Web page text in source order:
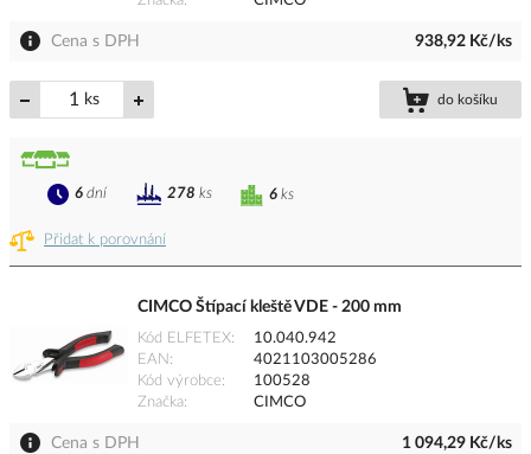
Cena s DPH 938,92 Kč/ks
ks do košíku
Přidat k porovnání
6 ks
6 dní 278 ks
CIMCO Štípací kleště VDE - 200 mm
Kód ELFETEX
10.040.942
EAN
4021103005286
Kód výrobce
100528
Značka
CIMCO
Cena s DPH 1 094,29 Kč/ks